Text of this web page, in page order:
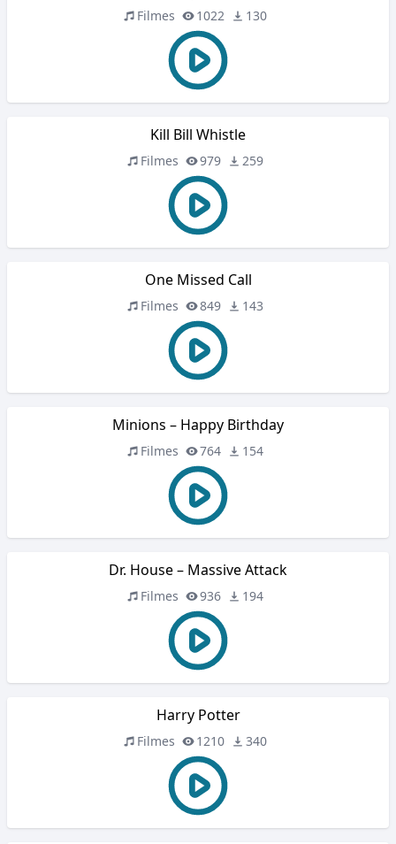
Filmes 1022 130
Kill Bill Whistle
Filmes 979 259
One Missed Call
Filmes 849 143
Minions – Happy Birthday
Filmes 764 154
Dr. House – Massive Attack
Filmes 936 194
Harry Potter
Filmes 1210 340